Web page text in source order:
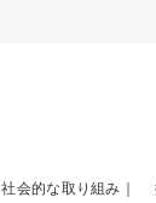
社会的な取り組み